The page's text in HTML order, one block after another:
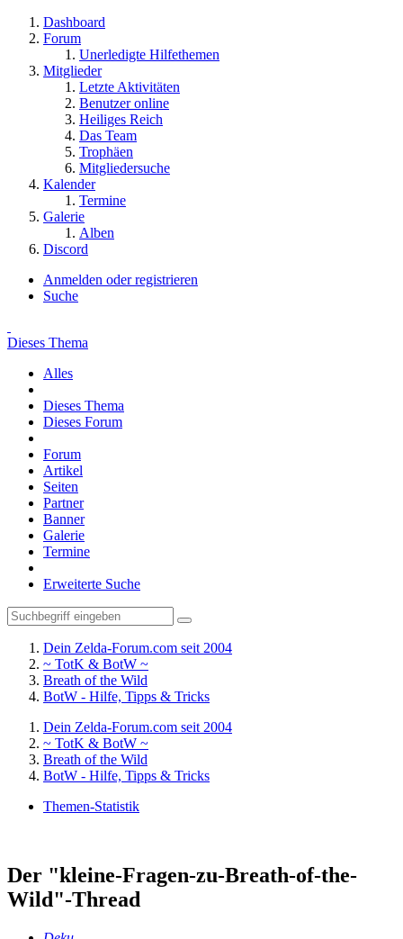
Dashboard
Forum
Unerledigte Hilfethemen
Mitglieder
Letzte Aktivitäten
Benutzer online
Heiliges Reich
Das Team
Trophäen
Mitgliedersuche
Kalender
Termine
Galerie
Alben
Discord
Anmelden oder registrieren
Suche
Dieses Thema
Alles
Dieses Thema
Dieses Forum
Forum
Artikel
Seiten
Partner
Banner
Galerie
Termine
Erweiterte Suche
Dein Zelda-Forum.com seit 2004
~ TotK & BotW ~
Breath of the Wild
BotW - Hilfe, Tipps & Tricks
Dein Zelda-Forum.com seit 2004
~ TotK & BotW ~
Breath of the Wild
BotW - Hilfe, Tipps & Tricks
Themen-Statistik
Der "kleine-Fragen-zu-Breath-of-the-
Wild"-Thread